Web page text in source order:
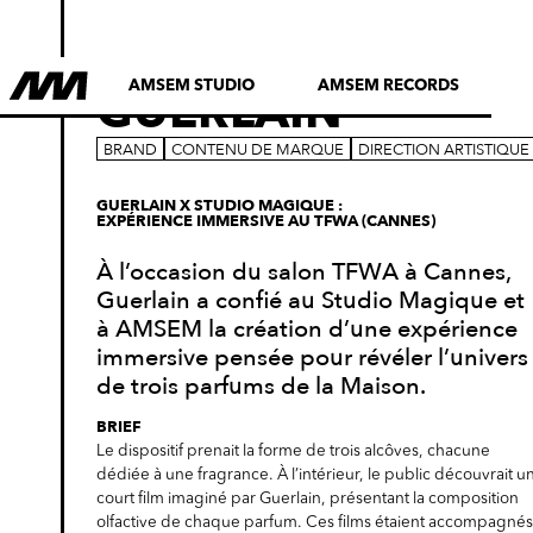
© AMSEM AMSEM STUDIO AMSEM RECORDS
GUERLAIN
BRAND CONTENU DE MARQUE DIRECTION ARTISTIQUE
GUERLAIN X STUDIO MAGIQUE :
EXPÉRIENCE IMMERSIVE AU TFWA (CANNES)
À l’occasion du salon TFWA à Cannes,
Guerlain a confié au Studio Magique et
à AMSEM la création d’une expérience
immersive pensée pour révéler l’univers
de trois parfums de la Maison.
BRIEF
Le dispositif prenait la forme de trois alcôves, chacune
dédiée à une fragrance. À l’intérieur, le public découvrait
court film imaginé par Guerlain, présentant la composition
olfactive de chaque parfum. Ces films étaient accompagnés